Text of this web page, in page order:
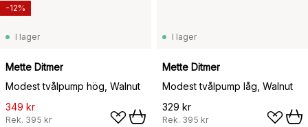
I lager
Mette Ditmer
Modest tvålpump hög, Walnut
349 kr
Rek. 395 kr
-12%
I lager
Mette Ditmer
Modest tvålpump låg, Walnut
329 kr
Rek. 395 kr